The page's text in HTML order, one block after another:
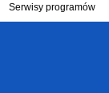
Serwisy programów